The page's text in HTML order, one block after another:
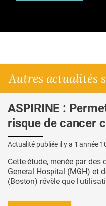
Autres actualités
ASPIRINE :
risque de cancer
Actualité publiée il y a 1 année
Cette étude, menée par
General Hospital (MGH) et
(Boston) révèle que